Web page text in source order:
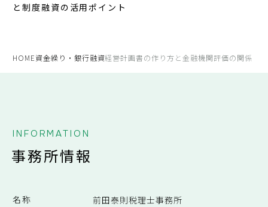
と制度融資の活用ポイント
HOME資金繰り・銀行融資経営計画書の作り方と金融機関評価の関係
INFORMATION
事務所情報
名称 前田泰則税理士事務所